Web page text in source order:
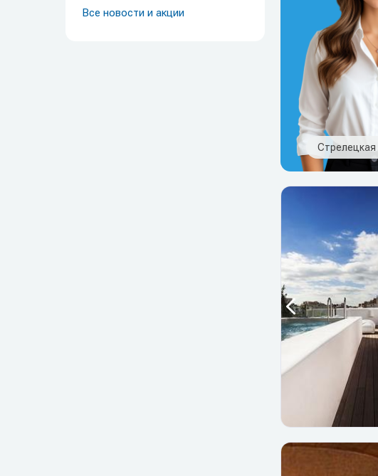
Все новости и акции
Стрелецкая